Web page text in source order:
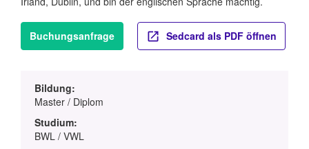
Buchungsanfrage Sedcard als PDF öffnen
Bildung:
Master / Diplom
Studium:
BWL / VWL